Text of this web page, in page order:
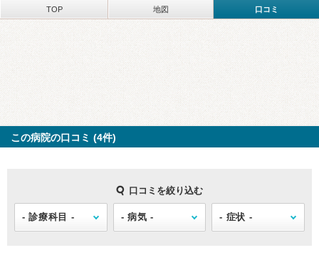
TOP 地図 口コミ
この病院の口コミ (4件)
口コミを絞り込む